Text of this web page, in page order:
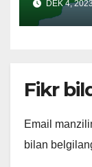
DEK 4, 2023
Fikr
Email
bilan